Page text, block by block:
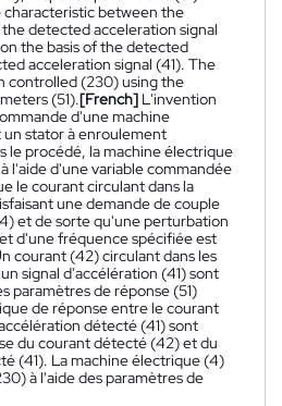
between the
detected acceleration signal
the basis of the detected
acceleration signal (41). The
controlled (230) using the
(51).[French] L'invention
d'une machine
stator à enroulement
le procédé, la machine électrique
l'aide d'une variable commandée
le courant circulant dans la
une demande de couple
et de sorte qu'une perturbation
d'une fréquence spécifiée est
courant (42) circulant dans les
signal d'accélération (41) sont
paramètres de réponse (51)
de réponse entre le courant
détecté (41) sont
du courant détecté (42) et du
(41). La machine électrique (4)
à l'aide des paramètres de